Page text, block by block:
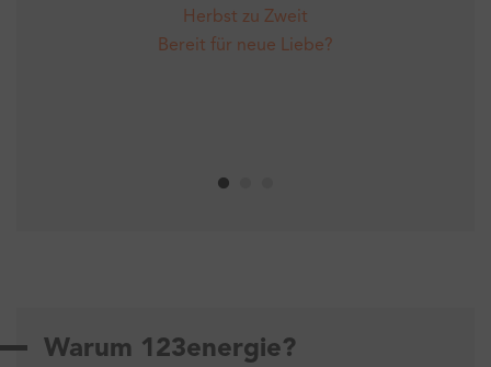
Herbst zu Zweit
Bereit für neue Liebe?
Warum 123energie?